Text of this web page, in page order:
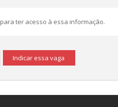
para ter acesso à essa informação.
Indicar essa vaga